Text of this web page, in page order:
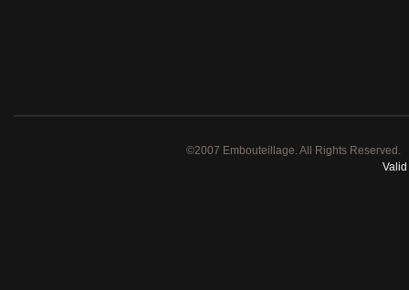
©2007 Embouteillage. All Rights
Valid